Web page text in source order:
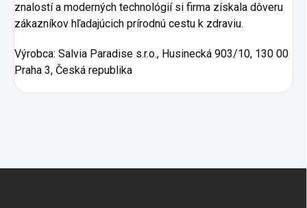
znalostí a moderných technológií si firma získala dôveru
zákazníkov hľadajúcich prírodnú cestu k zdraviu.
Výrobca: Salvia Paradise s.r.o., Husinecká 903/10, 130 00
Praha 3, Česká republika